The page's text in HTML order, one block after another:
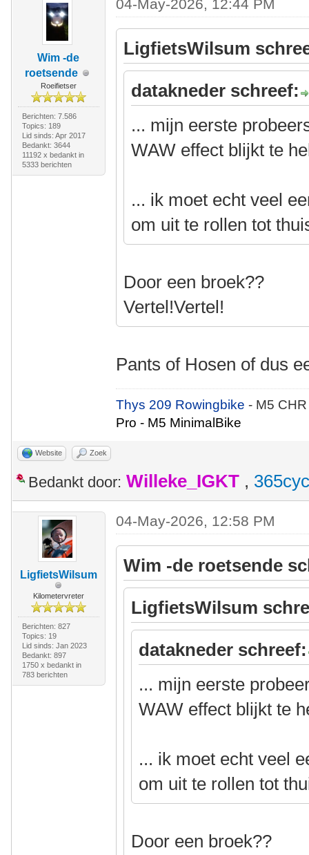
Wim -de
roetsende
Roeifietser
Berichten: 7.586
Topics: 189
Lid sinds: Apr 2017
Bedankt: 3644
11192 x bedankt in
5333 berichten
04-May-2026, 12:44 PM
LigfietsWilsum
datakneder schreef:
... mijn eerste
WAW effect blijkt te
... ik moet echt veel
om uit te rollen tot
Door een broek??
Vertel!Vertel!
Pants of Hosen of dus
Thys 209 Rowingbike- M5
Pro - M5 MinimalBike
Website Zoek
Bedankt door: Willeke_IGKT ,
LigfietsWilsum
Kilometervreter
Berichten: 827
Topics: 19
Lid sinds: Jan 2023
Bedankt: 897
1750 x bedankt in
783 berichten
04-May-2026, 12:58 PM
Wim -de roetsende
LigfietsWilsum
datakneder schreef:
... mijn eerste
WAW effect blijkt te
... ik moet echt veel
om uit te rollen tot
Door een broek??